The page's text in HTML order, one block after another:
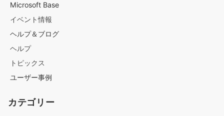
Microsoft Base
イベント情報
ヘルプ＆ブログ
ヘルプ
トピックス
ユーザー事例
カテゴリー